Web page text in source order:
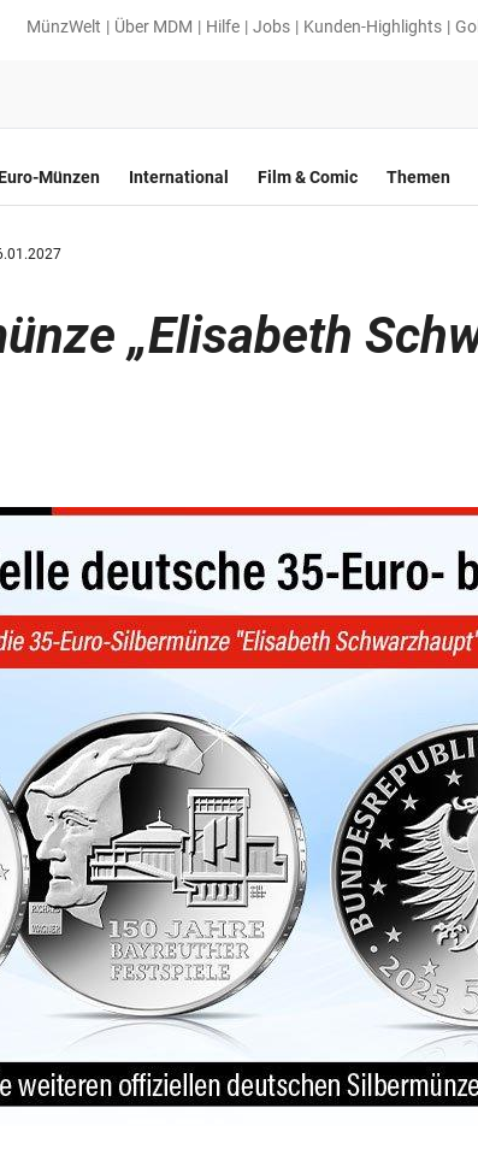
MünzWelt Über MDM Hilfe Jobs Kunden-Highlights
Münzen International Film & Comic Themen
„Elisabeth